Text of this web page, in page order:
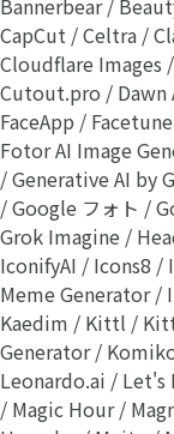
Bannerbear /
CapCut / Celtra /
Cloudflare Images
Cutout.pro / Dawn
FaceApp /
Fotor AI Image
/ Generative AI by
/ Google フォト /
Grok Imagine /
IconifyAI / Icons8
Meme Generator /
Kaedim / Kittl /
Generator /
Leonardo.ai / Let's
/ Magic Hour /